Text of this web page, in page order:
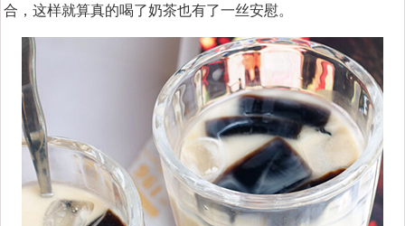
合，这样就算真的喝了奶茶也有了一丝安慰。